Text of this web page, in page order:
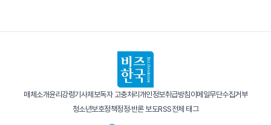
매체소개윤리강령기사제보독자 고충처리개인정보취급방침이메일무단수집거부
청소년보호정책정정·반론 보도RSS전체 태그